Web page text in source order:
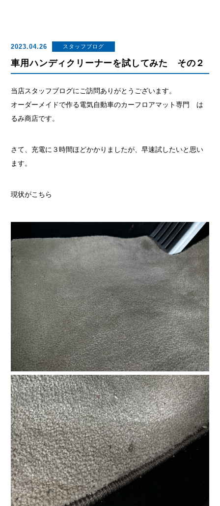
2023.04.26 スタッフブログ
車用ハンディクリーナーを試してみた その２
当店スタッフブログにご訪問ありがとうございます。
オーダーメイドで作る電気自動車のカーフロアマット専門 は
るみ商店です。
さて、充電に３時間ほどかかりましたが、早速試したいと思い
ます。
現状がこちら